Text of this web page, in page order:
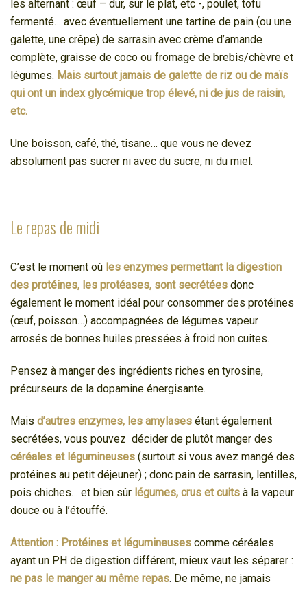
les alternant : œuf – dur, sur le plat, etc -, poulet, tofu
fermenté… avec éventuellement une tartine de pain (ou une
galette, une crêpe) de sarrasin avec crème d’amande
complète, graisse de coco ou fromage de brebis/chèvre et
légumes. Mais surtout jamais de galette de riz ou de maïs
qui ont un index glycémique trop élevé, ni de jus de raisin,
etc.
Une boisson, café, thé, tisane… que vous ne devez
absolument pas sucrer ni avec du sucre, ni du miel.
Le repas de midi
C’est le moment où les enzymes permettant la digestion
des protéines, les protéases, sont secrétées donc
également le moment idéal pour consommer des protéines
(œuf, poisson…) accompagnées de légumes vapeur
arrosés de bonnes huiles pressées à froid non cuites.
Pensez à manger des ingrédients riches en tyrosine,
précurseurs de la dopamine énergisante.
Mais d’autres enzymes, les amylases étant également
secrétées, vous pouvez décider de plutôt manger des
céréales et légumineuses (surtout si vous avez mangé des
protéines au petit déjeuner) ; donc pain de sarrasin, lentilles,
pois chiches… et bien sûr légumes, crus et cuits à la vapeur
douce ou à l’étouffé.
Attention : Protéines et légumineuses comme céréales
ayant un PH de digestion différent, mieux vaut les séparer :
ne pas le manger au même repas. De même, ne jamais